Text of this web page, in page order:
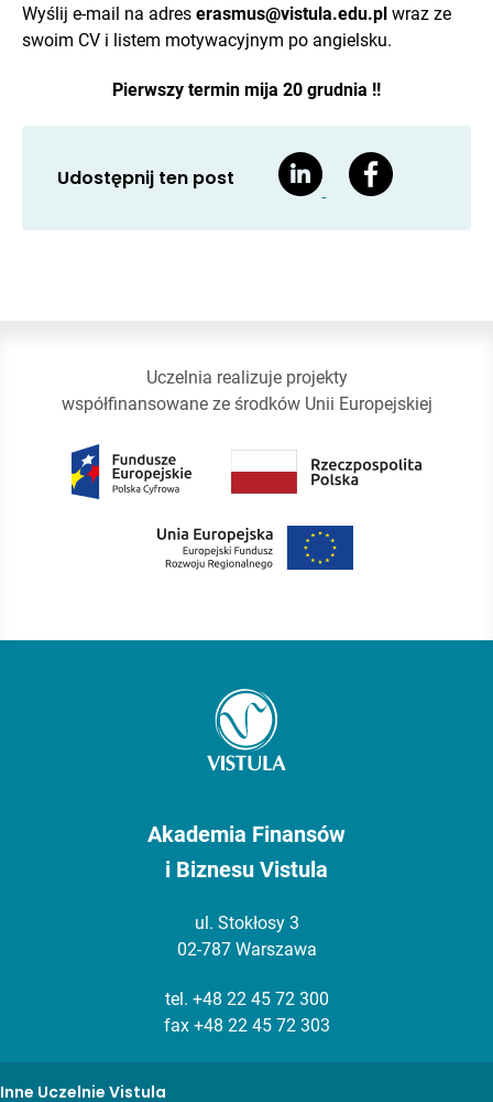
Wyślij e-mail na adres erasmus@vistula.edu.pl wraz ze
swoim CV i listem motywacyjnym po angielsku.
Pierwszy termin mija 20 grudnia !!
Udostępnij ten post
Uczelnia realizuje projekty
współfinansowane ze środków Unii Europejskiej
Akademia Finansów
i Biznesu Vistula
ul. Stokłosy 3
02-787 Warszawa
tel. +48 22 45 72 300
fax +48 22 45 72 303
Inne Uczelnie Vistula